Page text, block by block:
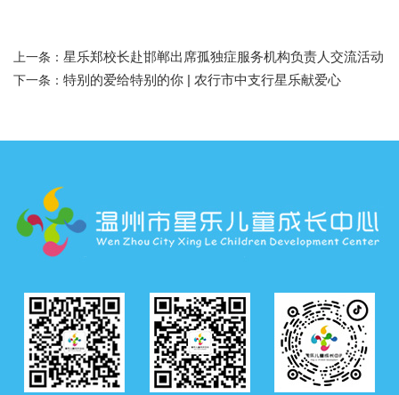
上一条： 星乐郑校长赴邯郸出席孤独症服务机构负责人交流活动
下一条： 特别的爱给特别的你 | 农行市中支行星乐献爱心